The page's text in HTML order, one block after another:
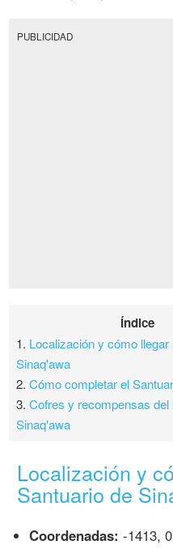
PUBLICIDAD
Índice
1. Localización y cómo llegar
Sinaq'awa
2.Cómo completar el
3.Cofres y recompensas del
Sinaq'awa
Localización y
Santuario de
Coordenadas: -1413,